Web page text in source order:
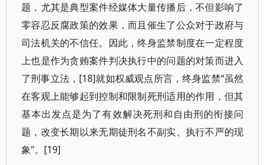
题，尤其是典型案件经媒体大量传播后，不但影响了
零容忍反腐政策的效果，而且催生了公众对于政府与
司法机关的不信任。因此，终身监禁制度在一定程度
上也是作为贪贿案件判决执行中的问题的对策而进入
了刑事立法，[18]就如权威观点所言，终身监禁“虽然
在客观上能够起到控制和限制死刑适用的作用，但其
基本出发点是为了有效解决死刑和自由刑的衔接问
题，改变长期以来无期徒刑名不副实、执行不严的现
象”。[19]